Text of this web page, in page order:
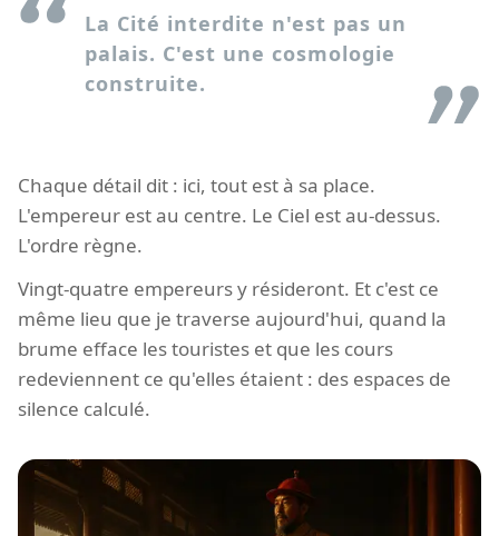
La Cité interdite n'est pas un
palais. C'est une cosmologie
construite.
Chaque détail dit : ici, tout est à sa place.
L'empereur est au centre. Le Ciel est au-dessus.
L'ordre règne.
Vingt-quatre empereurs y résideront. Et c'est ce
même lieu que je traverse aujourd'hui, quand la
brume efface les touristes et que les cours
redeviennent ce qu'elles étaient : des espaces de
silence calculé.